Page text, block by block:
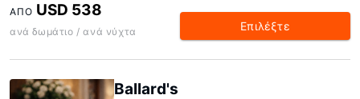
ΑΠΌ USD 538
ανά δωμάτιο / ανά νύχτα Επιλέξτε
Ballard's